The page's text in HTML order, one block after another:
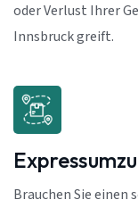
oder Verlust Ihrer
Innsbruck greift.
Brauchen Sie einen